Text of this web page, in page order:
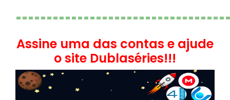
Assine uma das contas e ajude
o site Dublaséries!!!